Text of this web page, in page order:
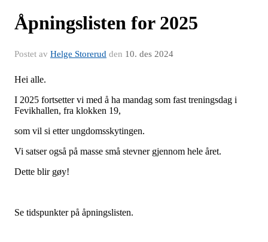
Åpningslisten for 2025
Postet av Helge Storerud den 10. des 2024
Hei alle.
I 2025 fortsetter vi med å ha mandag som fast treningsdag i
Fevikhallen, fra klokken 19,
som vil si etter ungdomsskytingen.
Vi satser også på masse små stevner gjennom hele året.
Dette blir gøy!
Se tidspunkter på åpningslisten.